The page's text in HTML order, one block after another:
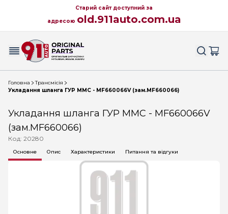
Старий сайт доступний за
адресою old.911auto.com.ua
Головна
Трансмісія
Укладання шланга ГУР MMC - MF660066V (зам.MF660066)
Укладання шланга ГУР MMC - MF660066V
(зам.MF660066)
Код: 20280
Основне Опис Характеристики Питання та відгуки